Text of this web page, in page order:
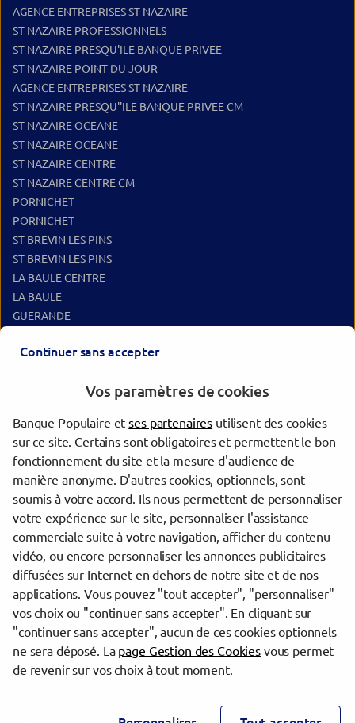
AGENCE ENTREPRISES ST NAZAIRE
ST NAZAIRE PROFESSIONNELS
ST NAZAIRE PRESQU'ILE BANQUE PRIVEE
ST NAZAIRE POINT DU JOUR
AGENCE ENTREPRISES ST NAZAIRE
ST NAZAIRE PRESQU''ILE BANQUE PRIVEE CM
ST NAZAIRE OCEANE
ST NAZAIRE OCEANE
ST NAZAIRE CENTRE
ST NAZAIRE CENTRE CM
PORNICHET
PORNICHET
ST BREVIN LES PINS
ST BREVIN LES PINS
LA BAULE CENTRE
LA BAULE
GUERANDE
HERBIGNAC
Les agences Banque Populaire dans les villes à proximité
Saint-Nazaire
Couëron
Saint-Herblain
Orvault
Trouver une agence Banque Populaire
Loire-Atlantique
Saint-Nazaire
ST NAZAIRE PROFESSIONNELS
evermaps ©
Continuer sans accepter
Vos paramètres de cookies
Banque Populaire etses partenaires utilisent des cookies
sur ce site. Certains sont obligatoires et permettent le bon
fonctionnement du site et la mesure d'audience de
manière anonyme. D'autres cookies, optionnels, sont
soumis à votre accord. Ils nous permettent de personnaliser
votre expérience sur le site, personnaliser l'assistance
commerciale suite à votre navigation, afficher du contenu
vidéo, ou encore personnaliser les annonces publicitaires
diffusées sur Internet en dehors de notre site et de nos
applications. Vous pouvez "tout accepter", "personnaliser"
vos choix ou "continuer sans accepter". En cliquant sur
"continuer sans accepter", aucun de ces cookies optionnels
ne sera déposé. La page Gestion des Cookiesvous permet
de revenir sur vos choix à tout moment.